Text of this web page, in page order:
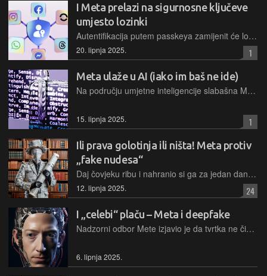
I Meta prelazi na sigurnosne ključeve
umjesto lozinki
Autentifikacija putem passkeya zamijenit će lozinke i na Metinim platformama, počevši s Facebookom na mobilnim uređajima i Messengerom nešto nakon toga
20. lipnja 2025. 1
Meta ulaže u AI (iako im baš ne ide)
Na području umjetne inteligencije slabašna Meta nada se da će prestati kaskati za drugima kupnjom tvrtke za data-labeling podataka koji se koriste za obuku AI modela
15. lipnja 2025. 1
Ili prava golotinja ili ništa! Meta protiv
„fake nudesa“
Daj čovjeku ribu i nahranio si ga za jedan dan, ali daj mu AI koji može generirati fake nudes, i zaokupio si ga za čitav život…
12. lipnja 2025. 24
I „celebi“ plaču – Meta i deepfake
Nadzorni odbor Mete izjavio je da tvrtka ne čini dovoljno za borbu protiv deepfakea poznatih osoba. Lažni videozapisi poznatih postale su rastući problem za Metu, tvrde
6. lipnja 2025.